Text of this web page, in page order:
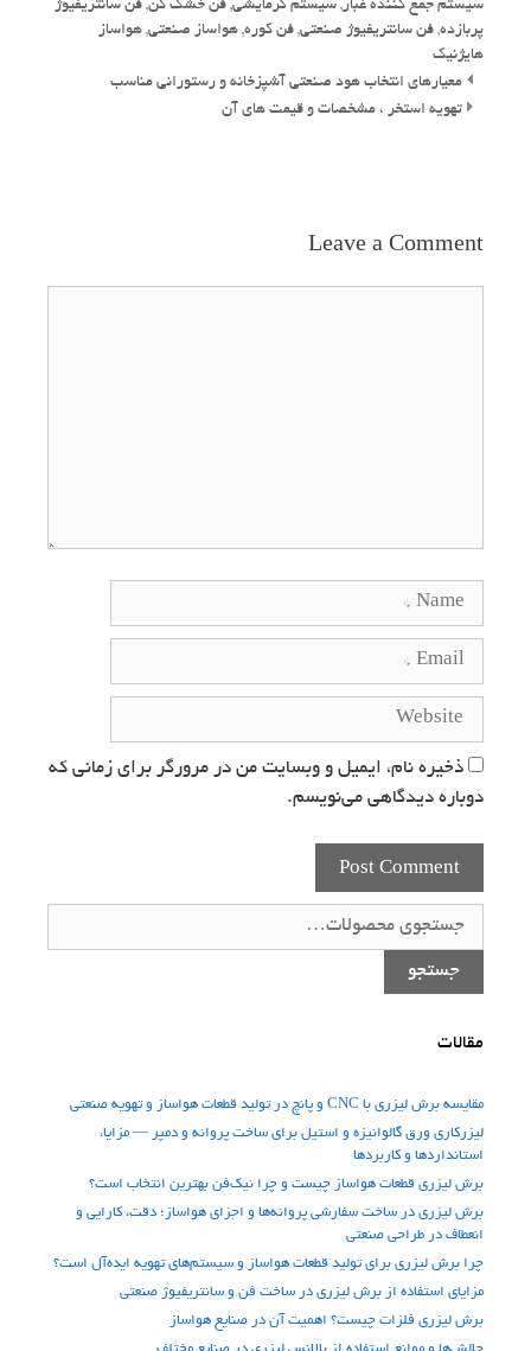
سیستم جمع کننده غبار, سیستم گرمایشی, فن خشک کن, فن سانتریفیوژ
پربازده, فن سانتریفیوژ صنعتی, فن کوره, هواساز صنعتی, هواساز
هایژنیک
Post
navigation
معیارهای انتخاب هود صنعتی آشپزخانه و رستورانی مناسب
تهویه استخر ، مشخصات و قیمت های آن
Leave a Comment
ذخیره نام، ایمیل و وبسایت من در مرورگر برای زمانی که
دوباره دیدگاهی می‌نویسم.
برای:
جستجو
مقالات
مقایسه برش لیزری با CNC و پانچ در تولید قطعات هواساز و تهویه صنعتی
لیزرکاری ورق گالوانیزه و استیل برای ساخت پروانه و دمپر — مزایا،
استانداردها و کاربردها
برش لیزری قطعات هواساز چیست و چرا نیک‌فن بهترین انتخاب است؟
برش لیزری در ساخت سفارشی پروانه‌ها و اجزای هواساز؛ دقت، کارایی و
انعطاف در طراحی صنعتی
چرا برش لیزری برای تولید قطعات هواساز و سیستم‌های تهویه ایده‌آل است؟
مزایای استفاده از برش لیزری در ساخت فن‌ و سانتریفیوژ صنعتی
برش لیزری فلزات چیست؟ اهمیت آن در صنایع هواساز